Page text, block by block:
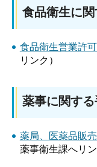
食品衛生に
食品衛生営業許
リンク）
薬事に関する
薬局、医薬品販
薬事衛生課へリン